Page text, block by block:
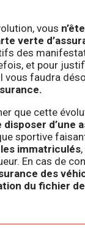
vous
verte
des
et pour
vous faudra
que cette
disposer d’une
sportive
immatriculés
En cas de
des
du fichier